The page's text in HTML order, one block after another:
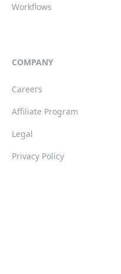
Workflows
COMPANY
Careers
Affiliate Program
Legal
Privacy Policy